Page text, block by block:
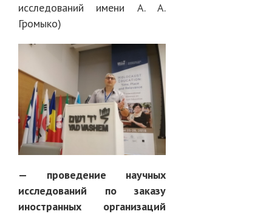
исследований имени А. А.
Громыко)
— проведение научных
исследований по заказу
иностранных организаций